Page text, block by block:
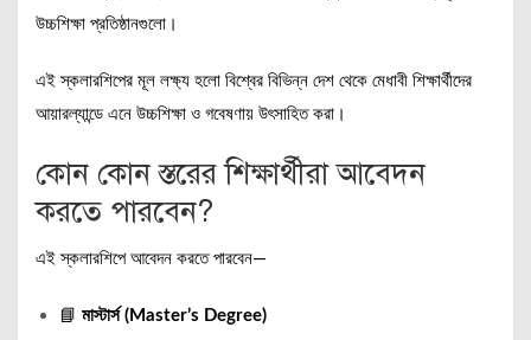
উচ্চশিক্ষা প্রতিষ্ঠানগুলো।
এই স্কলারশিপের মূল লক্ষ্য হলো বিশ্বের বিভিন্ন দেশ থেকে মেধাবী শিক্ষার্থীদের
আয়ারল্যান্ডে এনে উচ্চশিক্ষা ও গবেষণায় উৎসাহিত করা।
কোন কোন স্তরের শিক্ষার্থীরা আবেদন
করতে পারবেন?
এই স্কলারশিপে আবেদন করতে পারবেন—
📘 মাস্টার্স (Master’s Degree)